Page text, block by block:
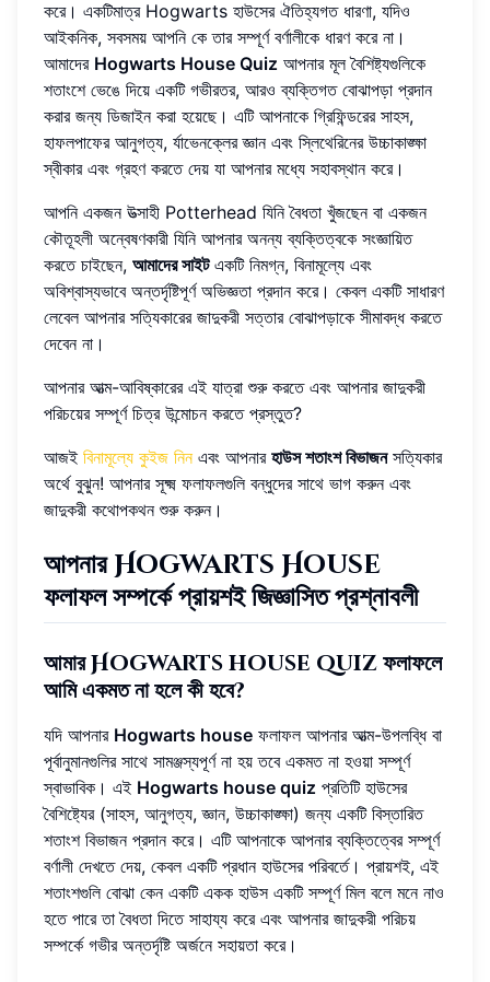
করে। একটিমাত্র Hogwarts হাউসের ঐতিহ্যগত ধারণা, যদিও
আইকনিক, সবসময় আপনি কে তার সম্পূর্ণ বর্ণালীকে ধারণ করে না।
আমাদের Hogwarts House Quiz আপনার মূল বৈশিষ্ট্যগুলিকে
শতাংশে ভেঙে দিয়ে একটি গভীরতর, আরও ব্যক্তিগত বোঝাপড়া প্রদান
করার জন্য ডিজাইন করা হয়েছে। এটি আপনাকে গ্রিফিন্ডরের সাহস,
হাফলপাফের আনুগত্য, র্যাভেনক্লের জ্ঞান এবং স্লিথেরিনের উচ্চাকাঙ্ক্ষা
স্বীকার এবং গ্রহণ করতে দেয় যা আপনার মধ্যে সহাবস্থান করে।
আপনি একজন উত্সাহী Potterhead যিনি বৈধতা খুঁজছেন বা একজন
কৌতূহলী অন্বেষণকারী যিনি আপনার অনন্য ব্যক্তিত্বকে সংজ্ঞায়িত
করতে চাইছেন, আমাদের সাইটএকটি নিমগ্ন, বিনামূল্যে এবং
অবিশ্বাস্যভাবে অন্তর্দৃষ্টিপূর্ণ অভিজ্ঞতা প্রদান করে। কেবল একটি সাধারণ
লেবেল আপনার সত্যিকারের জাদুকরী সত্তার বোঝাপড়াকে সীমাবদ্ধ করতে
দেবেন না।
আপনার আত্ম-আবিষ্কারের এই যাত্রা শুরু করতে এবং আপনার জাদুকরী
পরিচয়ের সম্পূর্ণ চিত্র উন্মোচন করতে প্রস্তুত?
আজই বিনামূল্যে কুইজ নিনএবং আপনার হাউস শতাংশ বিভাজনসত্যিকার
অর্থে বুঝুন! আপনার সূক্ষ্ম ফলাফলগুলি বন্ধুদের সাথে ভাগ করুন এবং
জাদুকরী কথোপকথন শুরু করুন।
আপনার Hogwarts House
ফলাফল সম্পর্কে প্রায়শই জিজ্ঞাসিত প্রশ্নাবলী
আমার Hogwarts house quiz ফলাফলে
আমি একমত না হলে কী হবে?
যদি আপনার Hogwarts house ফলাফল আপনার আত্ম-উপলব্ধি বা
পূর্বানুমানগুলির সাথে সামঞ্জস্যপূর্ণ না হয় তবে একমত না হওয়া সম্পূর্ণ
স্বাভাবিক। এই Hogwarts house quiz প্রতিটি হাউসের
বৈশিষ্ট্যের (সাহস, আনুগত্য, জ্ঞান, উচ্চাকাঙ্ক্ষা) জন্য একটি বিস্তারিত
শতাংশ বিভাজন প্রদান করে। এটি আপনাকে আপনার ব্যক্তিত্বের সম্পূর্ণ
বর্ণালী দেখতে দেয়, কেবল একটি প্রধান হাউসের পরিবর্তে। প্রায়শই, এই
শতাংশগুলি বোঝা কেন একটি একক হাউস একটি সম্পূর্ণ মিল বলে মনে নাও
হতে পারে তা বৈধতা দিতে সাহায্য করে এবং আপনার জাদুকরী পরিচয়
সম্পর্কে গভীর অন্তর্দৃষ্টি অর্জনে সহায়তা করে।